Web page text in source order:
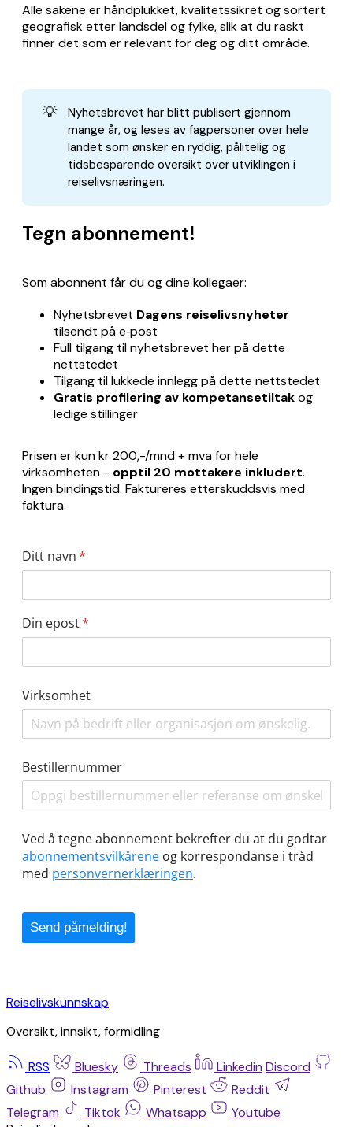
Alle sakene er håndplukket, kvalitetssikret og sortert
geografisk etter landsdel og fylke, slik at du raskt
finner det som er relevant for deg og ditt område.
💡
Nyhetsbrevet har blitt publisert gjennom
mange år, og leses av fagpersoner over hele
landet som ønsker en ryddig, pålitelig og
tidsbesparende oversikt over utviklingen i
reiselivsnæringen.
Tegn abonnement!
Som abonnent får du og dine kollegaer:
Nyhetsbrevet Dagens reiselivsnyheter
tilsendt på e‑post
Full tilgang til nyhetsbrevet her på dette
nettstedet
Tilgang til lukkede innlegg på dette nettstedet
Gratis profilering av kompetansetiltakog
ledige stillinger
Prisen er kun kr 200,-/mnd + mva for hele
virksomheten - opptil 20 mottakere inkludert.
Ingen bindingstid. Faktureres etterskuddsvis med
faktura.
Reiselivskunnskap
Oversikt, innsikt, formidling
RSS Bluesky Threads Linkedin Discord
Github
Instagram Pinterest
Reddit
Telegram
Tiktok Whatsapp
Youtube